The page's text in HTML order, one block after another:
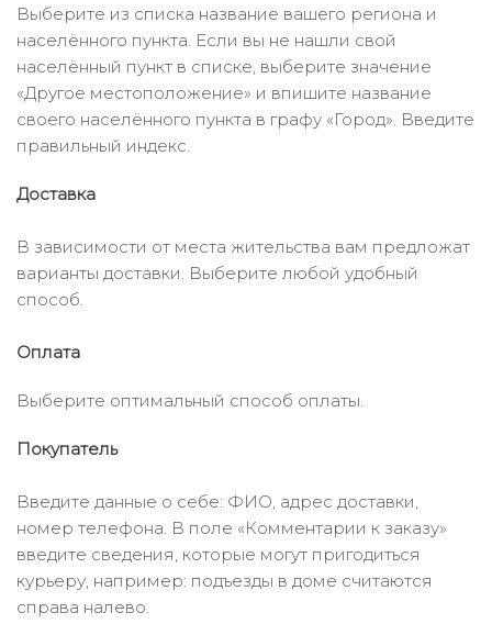
Выберите из списка название вашего региона и
населённого пункта. Если вы не нашли свой
населённый пункт в списке, выберите значение
«Другое местоположение» и впишите название
своего населённого пункта в графу «Город». Введите
правильный индекс.
Доставка
В зависимости от места жительства вам предложат
варианты доставки. Выберите любой удобный
способ.
Оплата
Выберите оптимальный способ оплаты.
Покупатель
Введите данные о себе: ФИО, адрес доставки,
номер телефона. В поле «Комментарии к заказу»
введите сведения, которые могут пригодиться
курьеру, например: подъезды в доме считаются
справа налево.